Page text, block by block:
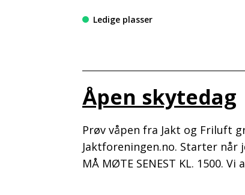
Ledige plasser
Åpen skytedag
Prøv våpen fra Jakt og Friluft
Jaktforeningen.no. Starter når
MÅ MØTE SENEST KL. 1500.